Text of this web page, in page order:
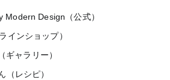
Design（公式）
インショップ）
ャラリー）
（レシピ）